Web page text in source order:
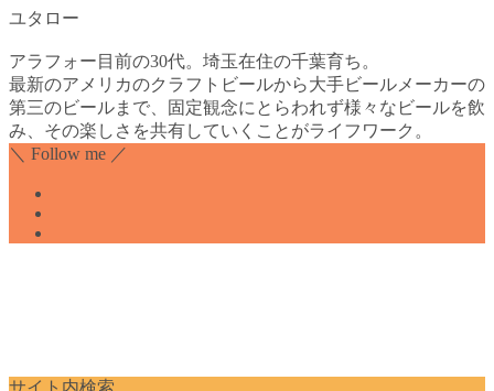
ユタロー
アラフォー目前の30代。埼玉在住の千葉育ち。
最新のアメリカのクラフトビールから大手ビールメーカーの
第三のビールまで、固定観念にとらわれず様々なビールを飲
み、その楽しさを共有していくことがライフワーク。
＼ Follow me ／